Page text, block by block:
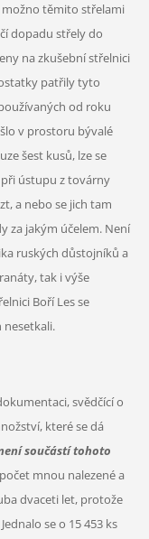
těmito střelami
dopadu střely do
na zkušební střelnici
patřily tyto
od roku
v prostoru bývalé
šest kusů, lze se
ústupu z továrny
a nebo se jich tam
za jakým účelem. Není
ruských důstojníků a
tak i výše
Boří Les se
nesetkali.
svědčící o
které se dá
součástí tohoto
mnou nalezené a
dvaceti let, protože
se o 15 453 ks